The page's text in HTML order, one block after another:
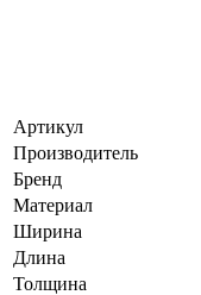
Артикул
Производитель
Бренд
Материал
Ширина
Длина
Толщина